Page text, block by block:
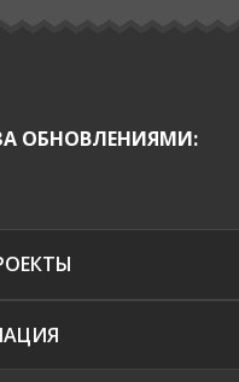
ОБНОВЛЕНИЯМИ: